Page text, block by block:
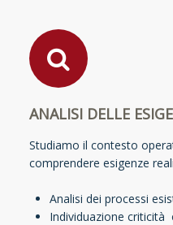
ANALISI DELLE
Studiamo il contesto
comprendere esigenze
Analisi dei processi
Individuazione criticità